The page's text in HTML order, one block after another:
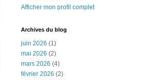
Afficher mon profil complet
Archives du blog
juin 2026 (1)
mai 2026 (2)
mars 2026 (4)
février 2026 (2)